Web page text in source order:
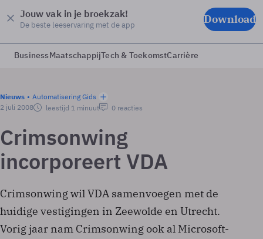
Jouw vak in je broekzak!
De beste leeservaring met de app Download
BusinessMaatschappijTech & ToekomstCarrière
Nieuws
Automatisering Gids
2 juli 2008
leestijd 1 minuut 0 reacties
Crimsonwing
incorporeert VDA
Crimsonwing wil VDA samenvoegen met de
huidige vestigingen in Zeewolde en Utrecht.
Vorig jaar nam Crimsonwing ook al Microsoft-